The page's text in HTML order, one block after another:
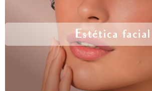
Estética facial